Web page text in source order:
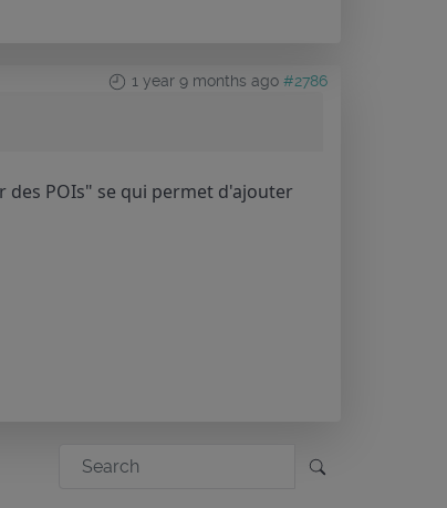
1 year 9 months ago #2786
POIs" se qui permet d'ajouter